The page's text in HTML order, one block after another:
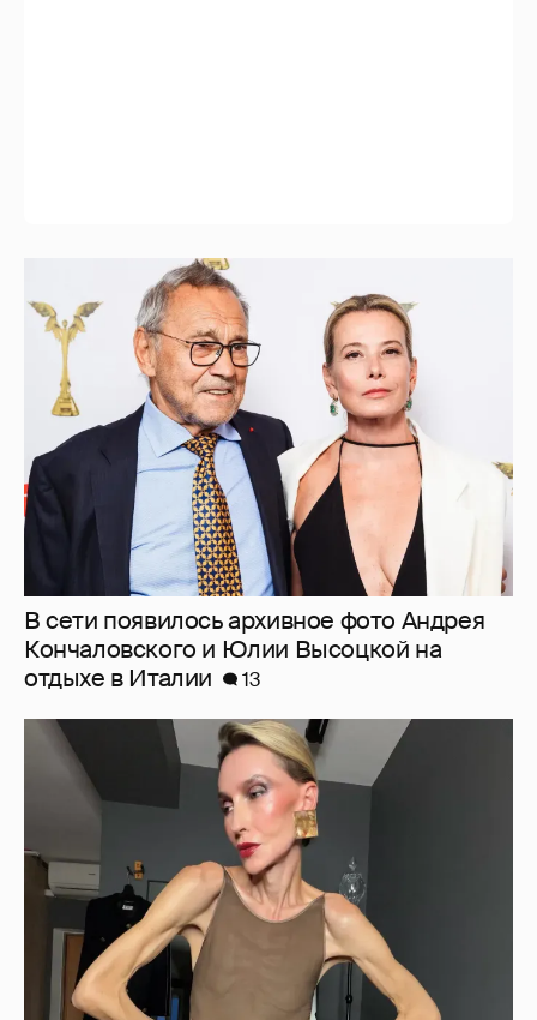
В сети появилось архивное фото Андрея
Кончаловского и Юлии Высоцкой на
отдыхе в Италии
13
"Люблю своё тело". 52-летняя Наталья
Максимова показала фигуру в "голых"